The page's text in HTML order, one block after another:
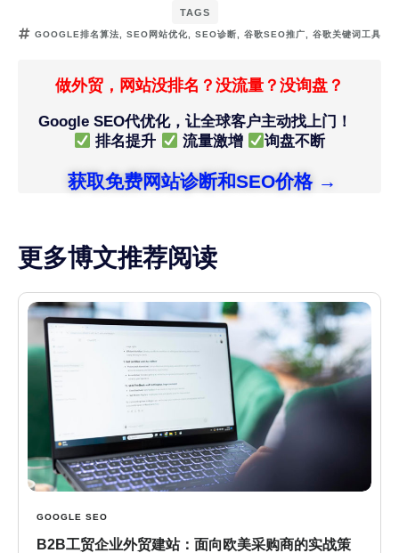
TAGS
GOOGLE排名算法 SEO网站优化 SEO诊断 谷歌SEO推广 谷歌关键词工具
做外贸，网站没排名？没流量？没询盘？
Google SEO代优化，让全球客户主动找上门！
排名提升
流量激增 询盘不断
获取免费网站诊断和SEO价格 →
更多博文推荐阅读
GOOGLE SEO
B2B工贸企业外贸建站：面向欧美采购商的实战策